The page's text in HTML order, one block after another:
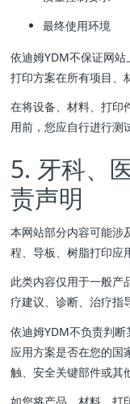
最终使用环境
依迪姆YDM不保证网
打印方案在所有项目、
在将设备、材料、打印
用前，您应自行进行测
5. 牙科、
责声明
本网站部分内容可能涉
程、导板、树脂打印应
此类内容仅用于一般产
疗建议、诊断、治疗指
依迪姆YDM不负责判
应用方案是否在您的国
触、安全关键部件或其
如您将产品、材料、打